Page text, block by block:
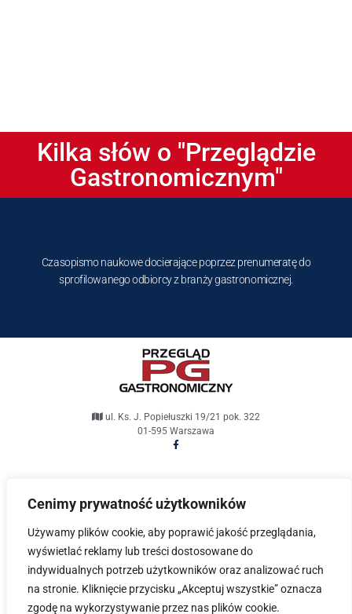
Cenimy prywatność użytkowników
Używamy plików cookie, aby poprawić jakość przeglądania,
wyświetlać reklamy lub treści dostosowane do
indywidualnych potrzeb użytkowników oraz analizować ruch
na stronie. Kliknięcie przycisku „Akceptuj wszystkie” oznacza
zgodę na wykorzystywanie przez nas plików cookie.
Kilka słów o "Przeglądzie
Gastronomicznym"
Czasopismo naukowe docierające poprzez prenumeratę do
sprofilowanego odbiorcy z branży gastronomicznej.
ul. Ks. J. Popiełuszki 19/21 pok. 322
01-595 Warszawa
zastrzeżone.
Projekt i wykonanie Fabryka Dobrych Stron